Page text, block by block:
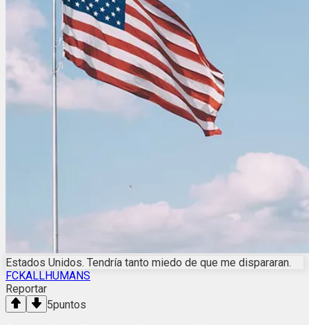
Estados Unidos. Tendría tanto miedo de que me dispararan.
FCKALLHUMANS
Reportar
5puntos